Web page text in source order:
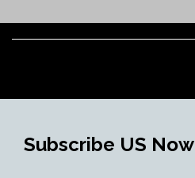
Subscribe US Now